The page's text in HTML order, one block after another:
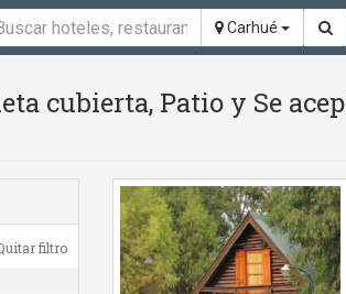
Carhué
cubierta, Patio y Se
filtro